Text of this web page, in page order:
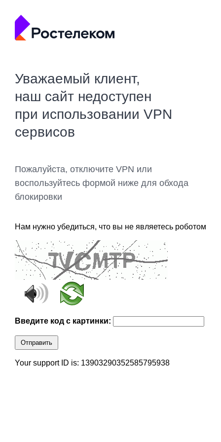
Уважаемый клиент,
наш сайт недоступен
при использовании VPN
сервисов
Пожалуйста, отключите VPN или
воспользуйтесь формой ниже для обхода
блокировки
Нам нужно убедиться, что вы не являетесь роботом
Введите код с картинки:
Отправить
Your support ID is: 13903290352585795938